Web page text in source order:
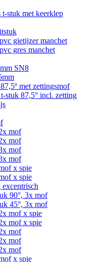
t-stuk met keerklep
gietijzer manchet
gres manchet
SN8
met zettingsmof
stuk 87,5° incl. zetting
mof
mof
mof
mof
x spie
x spie
90°, 3x mof
45°, 3x mof
mof x spie
mof x spie
mof
mof
mof
x spie